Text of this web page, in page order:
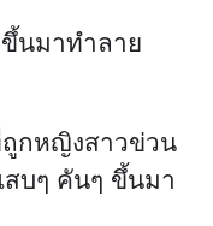
ขึ้นมาทำลาย
ถูกหญิงสาวข่วน
สบๆ คันๆ ขึ้นมา